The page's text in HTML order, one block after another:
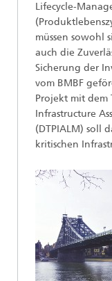
Lifecycle-
müssen sowohl
auch die
Sicherung der
vom BMBF
Projekt mit
Infrastructure
(DTPIALM) soll
kritischen